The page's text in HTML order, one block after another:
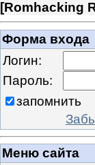
[Romhacking
Форма входа
Логин:
Пароль:
запомнить
Меню сайта